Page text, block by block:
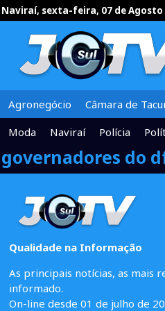
Naviraí, sexta-feira, 07 de Agosto
Agronegócio Câmara de
Moda
Naviraí Polícia
governadores do
Qualidade na Informação
As principais notícias, as mais
informado.
On-line desde 01 de julho de